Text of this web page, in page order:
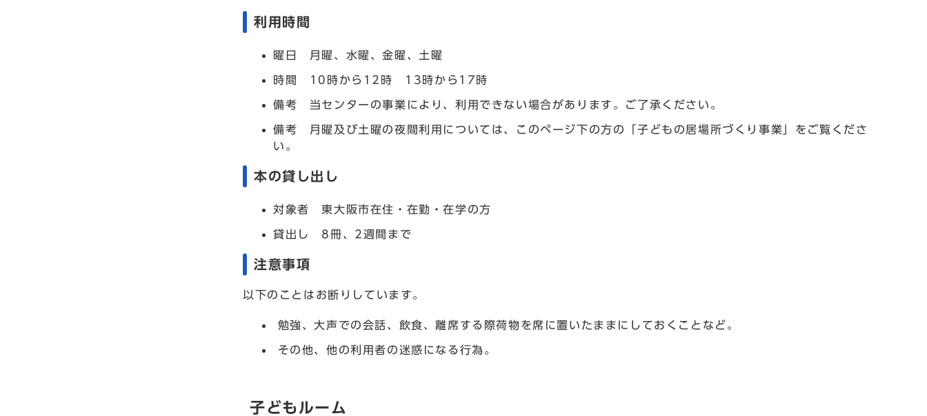
利用時間
曜日 月曜、水曜、金曜、土曜
時間 10時から12時 13時から17時
備考 当センターの事業により、利用できない場合があります。ご了承ください。
備考 月曜及び土曜の夜間利用については、このページ下の方の「子どもの居場所づくり事業」をご覧くださ
い。
本の貸し出し
対象者 東大阪市在住・在勤・在学の方
貸出し 8冊、2週間まで
注意事項
以下のことはお断りしています。
勉強、大声での会話、飲食、離席する際荷物を席に置いたままにしておくことなど。
その他、他の利用者の迷惑になる行為。
子どもルーム